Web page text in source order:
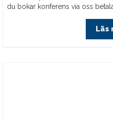
du bokar konferens via oss
Läs